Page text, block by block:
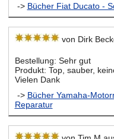
-> Bücher Fiat Ducato -
von Dirk
Bestellung: Sehr gut
Produkt: Top, sauber,
Vielen Dank
-> Bücher Yamaha-
Reparatur